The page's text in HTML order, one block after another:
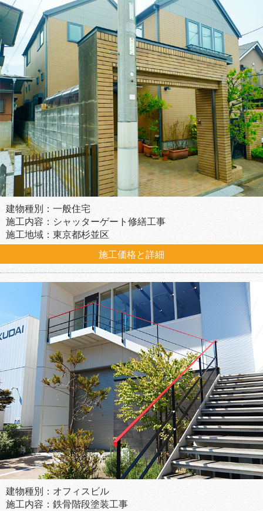
建物種別：一般住宅
施工内容：シャッターゲート修繕工事
施工地域：東京都杉並区
施工価格と詳細
建物種別：オフィスビル
施工内容：鉄骨階段塗装工事